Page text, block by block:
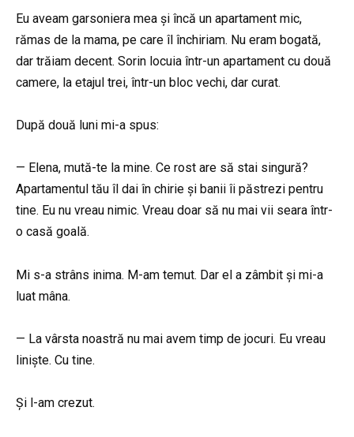
Eu aveam garsoniera mea și încă un apartament mic,
rămas de la mama, pe care îl închiriam. Nu eram bogată,
dar trăiam decent. Sorin locuia într-un apartament cu două
camere, la etajul trei, într-un bloc vechi, dar curat.
După două luni mi-a spus:
— Elena, mută-te la mine. Ce rost are să stai singură?
Apartamentul tău îl dai în chirie și banii îi păstrezi pentru
tine. Eu nu vreau nimic. Vreau doar să nu mai vii seara într-
o casă goală.
Mi s-a strâns inima. M-am temut. Dar el a zâmbit și mi-a
luat mâna.
— La vârsta noastră nu mai avem timp de jocuri. Eu vreau
liniște. Cu tine.
Și l-am crezut.